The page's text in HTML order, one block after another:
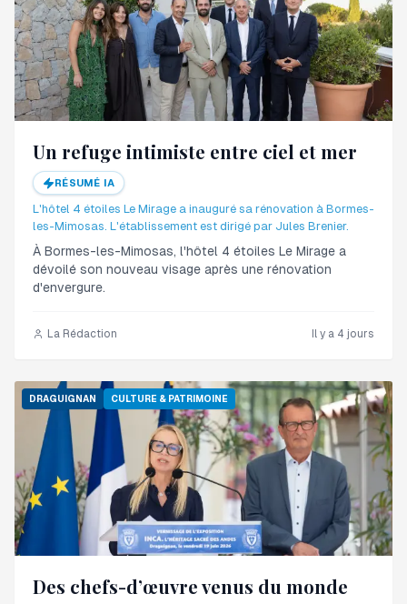
Un refuge intimiste entre ciel et mer
RÉSUMÉ IA
L'hôtel 4 étoiles Le Mirage a inauguré sa rénovation à Bormes-
les-Mimosas. L'établissement est dirigé par Jules Brenier.
À Bormes-les-Mimosas, l'hôtel 4 étoiles Le Mirage a
dévoilé son nouveau visage après une rénovation
d'envergure.
La Rédaction Il y a 4 jours
DRAGUIGNAN CULTURE & PATRIMOINE
Des chefs-d’œuvre venus du monde